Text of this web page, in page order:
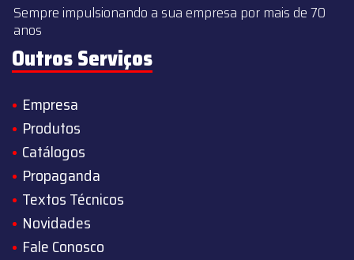
Sempre impulsionando a sua empresa por mais de 70
anos
Outros Serviços
Empresa
Produtos
Catálogos
Propaganda
Textos Técnicos
Novidades
Fale Conosco